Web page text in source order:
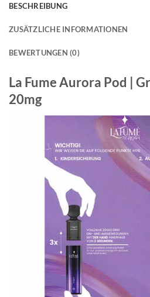
BESCHREIBUNG
ZUSÄTZLICHE INFORMATIONEN
BEWERTUNGEN (0)
La Fume Aurora Pod |
20mg